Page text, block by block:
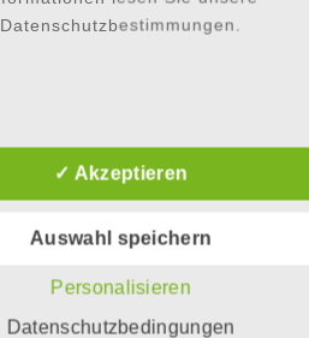
Datenschutzbestimmungen.
✓ Akzeptieren
Auswahl speichern
Personalisieren
Datenschutzbedingungen